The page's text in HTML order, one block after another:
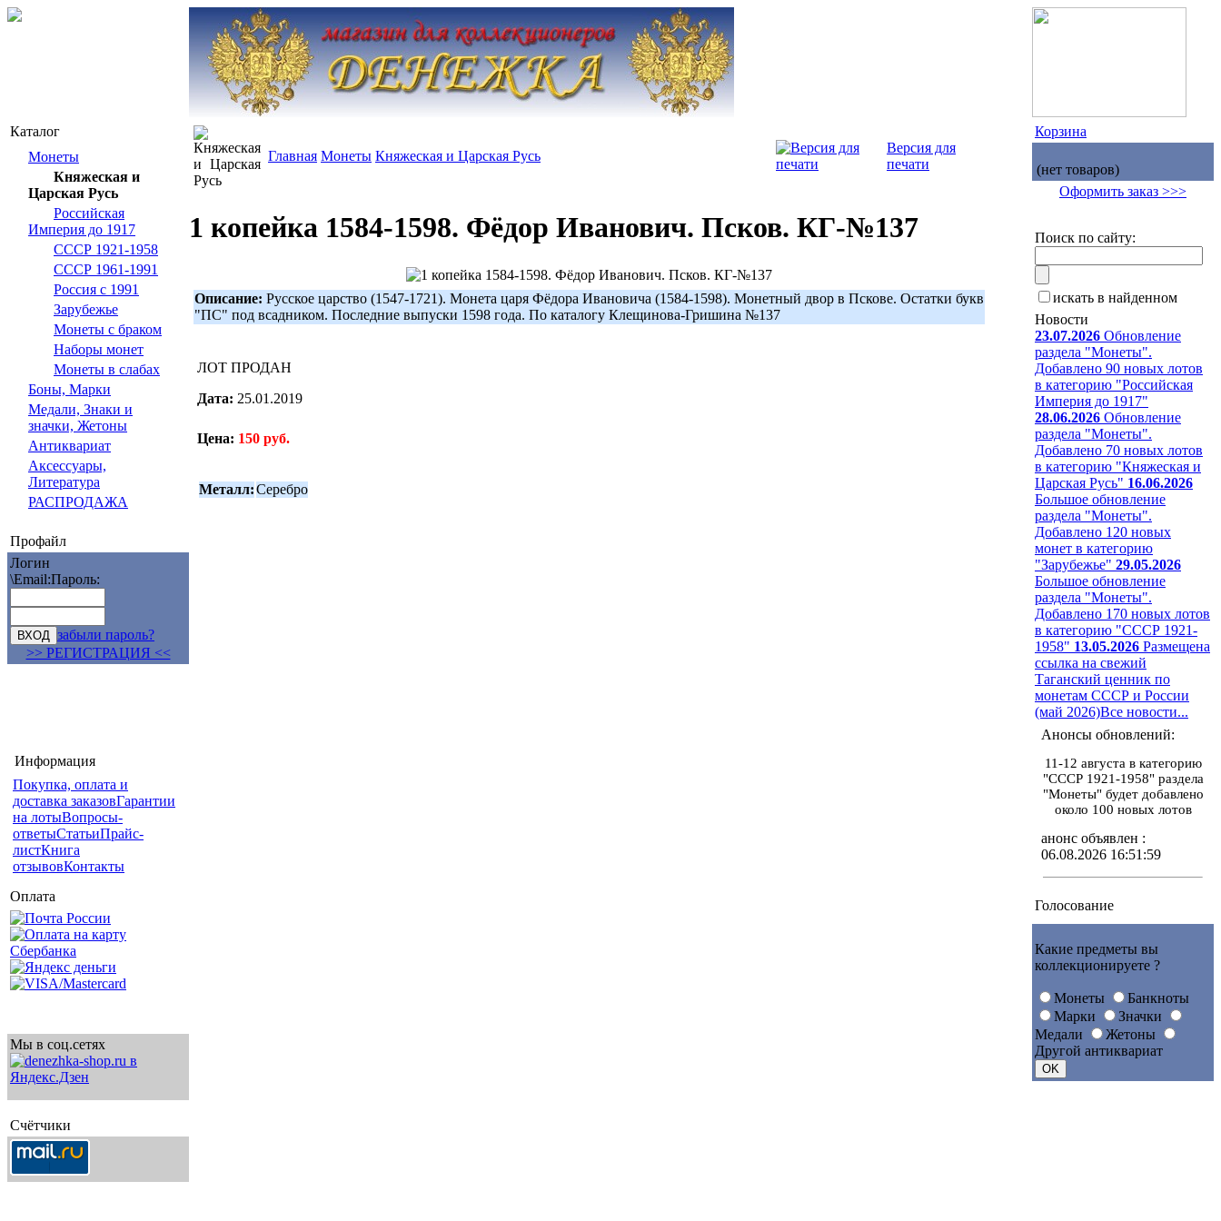
Каталог
Монеты
Княжеская и
Царская Русь
Российская
Империя до 1917
СССР 1921-1958
СССР 1961-1991
Россия с 1991
Зарубежье
Монеты с браком
Наборы монет
Монеты в слабах
Боны, Марки
Медали, Знаки и
значки, Жетоны
Антиквариат
Аксессуары,
Литература
РАСПРОДАЖА
Профайл
Логин
\Email:Пароль:
забыли пароль?
>> РЕГИСТРАЦИЯ <<
Информация
Покупка, оплата и
доставка заказовГарантии
на лотыВопросы-
ответыСтатьиПрайс-
листКнига
отзывовКонтакты
Оплата
Мы в соц.сетях
Счётчики
Главная Монеты Княжеская и Царская Русь
Версия для
печати
1 копейка 1584-1598. Фёдор Иванович. Псков. КГ-№137
Описание: Русское царство (1547-1721). Монета царя Фёдора Ивановича (1584-1598). Монетный двор в Пскове. Остатки букв
"ПС" под всадником. Последние выпуски 1598 года. По каталогу Клещинова-Гришина №137
ЛОТ ПРОДАН
Дата: 25.01.2019
Цена: 150 руб.
Металл:Серебро
Корзина
(нет товаров)
Оформить заказ >>>
Поиск по сайту:
искать в найденном
Новости
23.07.2026 Обновление
раздела "Монеты".
Добавлено 90 новых лотов
в категорию "Российская
Империя до 1917"
28.06.2026 Обновление
раздела "Монеты".
Добавлено 70 новых лотов
в категорию "Княжеская и
Царская Русь" 16.06.2026
Большое обновление
раздела "Монеты".
Добавлено 120 новых
монет в категорию
"Зарубежье" 29.05.2026
Большое обновление
раздела "Монеты".
Добавлено 170 новых лотов
в категорию "СССР 1921-
1958" 13.05.2026 Размещена
ссылка на свежий
Таганский ценник по
монетам СССР и России
(май 2026)Все новости...
Анонсы обновлений:
11-12 августа в категорию
"СССР 1921-1958" раздела
"Монеты" будет добавлено
около 100 новых лотов
анонс объявлен :
06.08.2026 16:51:59
Голосование
Какие предметы вы
коллекционируете ?
Монеты
Банкноты
Марки
Значки
Медали
Жетоны
Другой антиквариат